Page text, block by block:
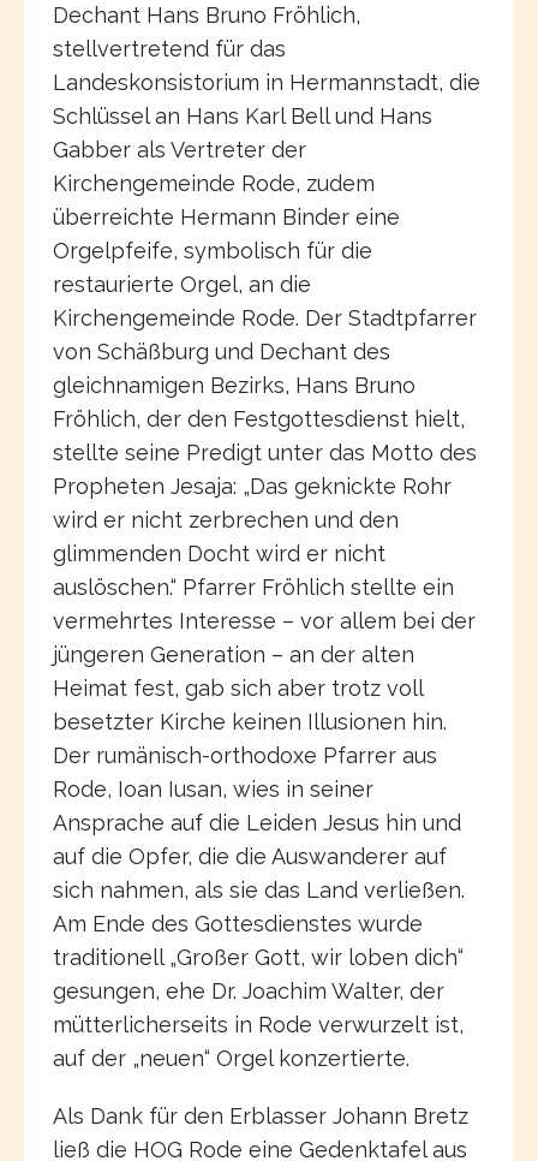
Dechant Hans Bruno Fröhlich,
stellvertretend für das
Landeskonsistorium in Hermannstadt, die
Schlüssel an Hans Karl Bell und Hans
Gabber als Vertreter der
Kirchengemeinde Rode, zudem
überreichte Hermann Binder eine
Orgelpfeife, symbolisch für die
restaurierte Orgel, an die
Kirchengemeinde Rode. Der Stadtpfarrer
von Schäßburg und Dechant des
gleichnamigen Bezirks, Hans Bruno
Fröhlich, der den Festgottesdienst hielt,
stellte seine Predigt unter das Motto des
Propheten Jesaja: „Das geknickte Rohr
wird er nicht zerbrechen und den
glimmenden Docht wird er nicht
auslöschen.“ Pfarrer Fröhlich stellte ein
vermehrtes Interesse – vor allem bei der
jüngeren Generation – an der alten
Heimat fest, gab sich aber trotz voll
besetzter Kirche keinen Illusionen hin.
Der rumänisch-orthodoxe Pfarrer aus
Rode, Ioan Iusan, wies in seiner
Ansprache auf die Leiden Jesus hin und
auf die Opfer, die die Auswanderer auf
sich nahmen, als sie das Land verließen.
Am Ende des Gottesdienstes wurde
traditionell „Großer Gott, wir loben dich“
gesungen, ehe Dr. Joachim Walter, der
mütterlicherseits in Rode verwurzelt ist,
auf der „neuen“ Orgel konzertierte.
Als Dank für den Erblasser Johann Bretz
ließ die HOG Rode eine Gedenktafel aus